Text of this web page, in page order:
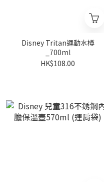
Disney Tritan運動水樽
_700ml
HK$108.00